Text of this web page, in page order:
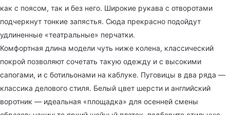
как с поясом, так и без него. Широкие рукава с отворотами
подчеркнут тонкие запястья. Сюда прекрасно подойдут
удлиненные «театральные» перчатки.
Комфортная длина модели чуть ниже колена, классический
покрой позволяют сочетать такую одежду и с высокими
сапогами, и с ботильонами на каблуке. Пуговицы в два ряда —
классика делового стиля. Белый цвет шерсти и английский
воротник — идеальная «площадка» для осенней смены